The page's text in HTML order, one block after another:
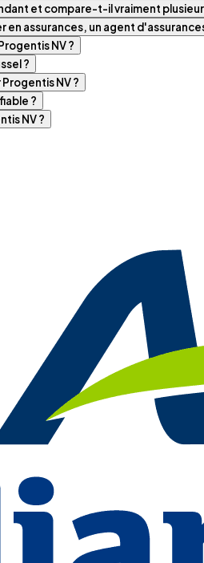
et compare-t-il vraiment
assurances, un agent
NV ?
?
NV ?
?
NV ?